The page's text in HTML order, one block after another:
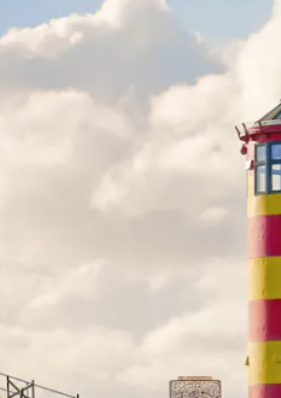
bas pour les parcourir ou en